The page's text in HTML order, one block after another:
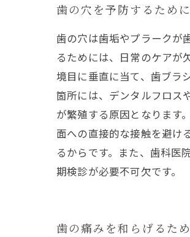
歯の穴を予防するため
歯の穴は歯垢やプラークが
るためには、日常のケアが
境目に垂直に当て、歯ブラ
箇所には、デンタルフロス
が繁殖する原因となります
面への直接的な接触を避け
るからです。また、歯科医
期検診が必要不可欠です。
歯の痛みを和らげるた